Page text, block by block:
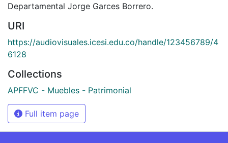
Departamental Jorge Garces Borrero.
URI
https://audiovisuales.icesi.edu.co/handle/123456789/4
6128
Collections
APFFVC - Muebles - Patrimonial
Full item page